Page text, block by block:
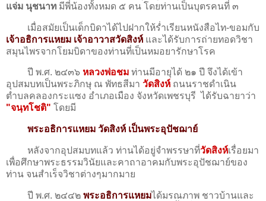
แจ่ม นุชนาท มีพี่น้องทั้งหมด ๕ คน โดยท่านเป็นบุตรคนที่ ๓
เมื่อสมัยเป็นเด็กบิดาได้ไปฝากให้ร่ำเรียนหนังสือไท-ขอมกับ
เจ้าอธิการแหยม เจ้าอาวาสวัดสิงห์ และได้รับการถ่ายทอดวิชา
สมุนไพรจากโยมบิดาของท่านที่เป็นหมอยารักษาโรค
ปี พ.ศ. ๒๔๓๖ หลวงพ่อชม ท่านมีอายุได้ ๒๑ ปี จึงได้เข้า
อุปสมบทเป็นพระภิกษุ ณ พัทธสีมา วัดสิงห์ ถนนราชดำเนิน
ตำบลคลองกระแซง อำเภอเมือง จังหวัดเพชรบุรี ได้รับฉายาว่า
"จนฺทโชติ" โดยมี
พระอธิการแหยม วัดสิงห์ เป็นพระอุปัชฌาย์
หลังจากอุปสมบทแล้ว ท่านได้อยู่จำพรรษาที่วัดสิงห์เรื่อยมา
เพื่อศึกษาพระธรรมวินัยและคาถาอาคมกับพระอุปัชฌาย์ของ
ท่าน จนสำเร็จวิชาต่างๆมากมาย
ปี พ.ศ. ๒๔๔๒ พระอธิการแหยมได้มรณภาพ ชาวบ้านและ